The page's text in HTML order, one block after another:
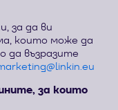
за да ви
които може да
да възразите
за които